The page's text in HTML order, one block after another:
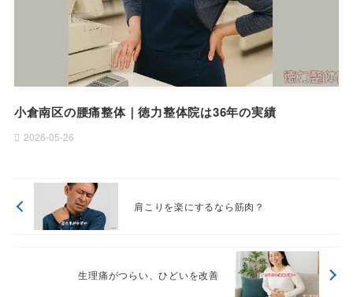
小倉南区の腰痛整体｜徳力整体院は36年の実績
2026-05-26
肩こりを楽にするなら筋肉？
生理痛がつらい、ひどいを改善